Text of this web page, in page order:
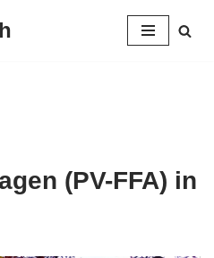
(PV-FFA) in